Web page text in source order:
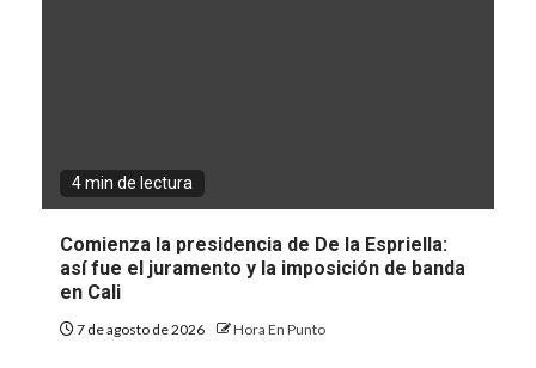
4 min de lectura
Comienza la presidencia de De la Espriella:
así fue el juramento y la imposición de banda
en Cali
7 de agosto de 2026 Hora En Punto